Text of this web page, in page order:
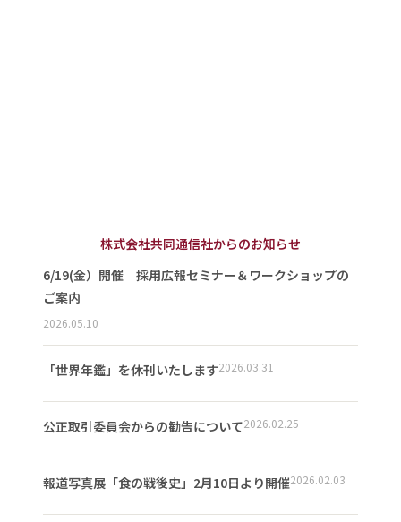
株式会社共同通信社からのお知らせ
6/19(金）開催 採用広報セミナー＆ワークショップの
ご案内
2026.05.10
「世界年鑑」を休刊いたします2026.03.31
公正取引委員会からの勧告について2026.02.25
報道写真展「食の戦後史」2月10日より開催2026.02.03